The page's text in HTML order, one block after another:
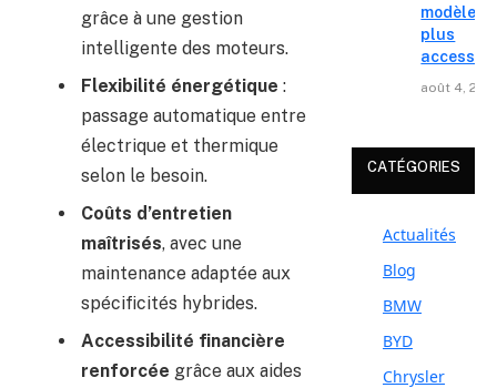
grâce à une gestion
intelligente des moteurs.
Flexibilité énergétique :
passage automatique entre
électrique et thermique
selon le besoin.
Coûts d’entretien
maîtrisés, avec une
maintenance adaptée aux
spécificités hybrides.
Accessibilité financière
renforcée grâce aux aides
modèles
plus
août 4,
CATÉGORIES
Actualités
Blog
BMW
BYD
Chrysler